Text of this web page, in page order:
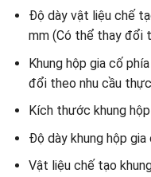
Độ dày vật liệu chế
mm (Có thể thay đổi
Khung hộp gia cố
đổi theo nhu cầu
Kích thước khung
Độ dày khung hộp
Vật liệu chế tạo